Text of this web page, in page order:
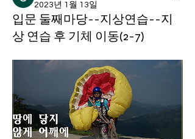
2023년 1월 13일
입문 둘째마당--지상연습--지
상 연습 후 기체 이동(2-7)